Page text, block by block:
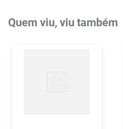
Quem viu, viu também